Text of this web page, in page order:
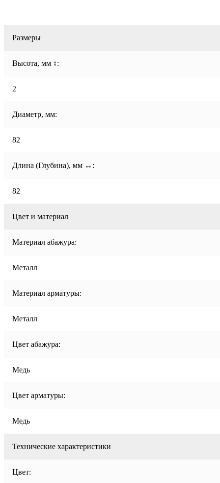
Размеры
Высота, мм ↕:
2
Диаметр, мм:
82
Длина (Глубина), мм ↔:
82
Цвет и материал
Материал абажура:
Металл
Материал арматуры:
Металл
Цвет абажура:
Медь
Цвет арматуры:
Медь
Технические характеристики
Цвет: